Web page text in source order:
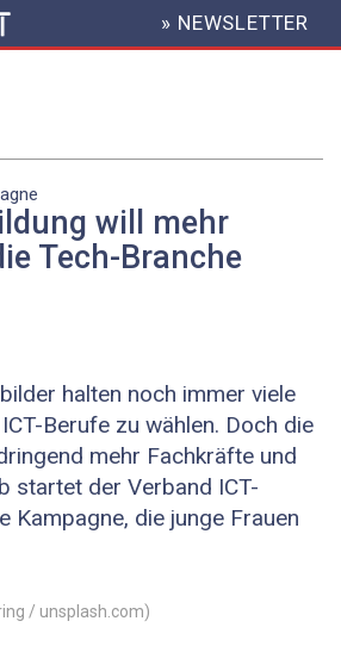
HEADER
MENU
» NEWSLETTER
will mehr
Tech-Branche
halten noch immer viele
Berufe zu wählen. Doch die
mehr Fachkräfte und
startet der Verband ICT-
Kampagne, die junge Frauen
/ unsplash.com)